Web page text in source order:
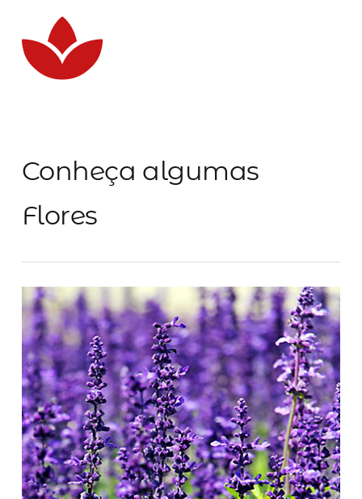
Conheça algumas
Flores